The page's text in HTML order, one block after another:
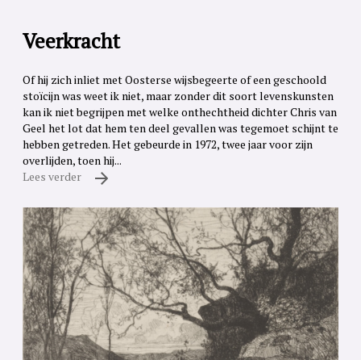
Veerkracht
Of hij zich inliet met Oosterse wijsbegeerte of een geschoold
stoïcijn was weet ik niet, maar zonder dit soort levenskunsten
kan ik niet begrijpen met welke onthechtheid dichter Chris van
Geel het lot dat hem ten deel gevallen was tegemoet schijnt te
hebben getreden. Het gebeurde in 1972, twee jaar voor zijn
overlijden, toen hij...
Lees verder